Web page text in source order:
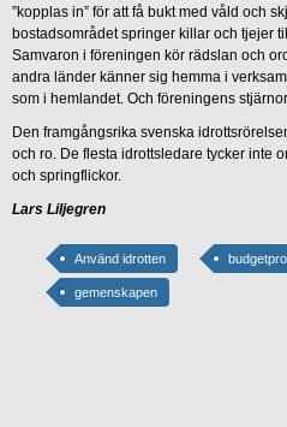
”kopplas in” för att få bukt med våld och
bostadsområdet springer killar och tjejer
Samvaron i föreningen kör rädslan och
andra länder känner sig hemma i
som i hemlandet. Och föreningens
Den framgångsrika svenska
och ro. De flesta idrottsledare tycker inte
och springflickor.
Lars Liljegren
Använd idrotten
gemenskapen